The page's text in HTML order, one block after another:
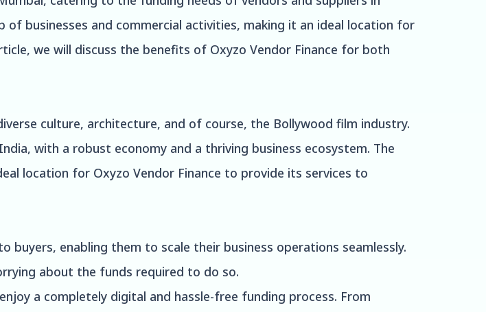
businesses and commercial activities, making it an ideal location for
we will discuss the benefits of Oxyzo Vendor Finance for both
culture, architecture, and of course, the Bollywood film industry.
with a robust economy and a thriving business ecosystem. The
location for Oxyzo Vendor Finance to provide its services to
buyers, enabling them to scale their business operations seamlessly.
about the funds required to do so.
a completely digital and hassle-free funding process. From